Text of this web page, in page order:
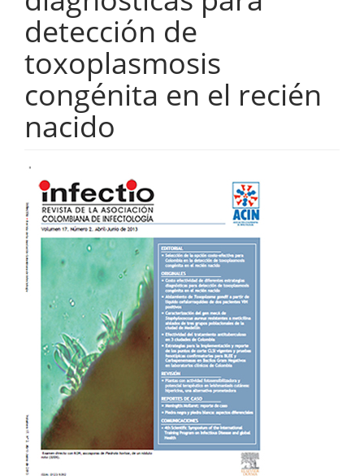
detección de
toxoplasmosis
congénita en el recién
nacido
Barra
lateral
del
artículo